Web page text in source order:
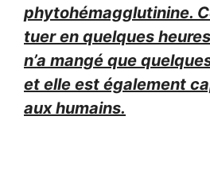
phytohémagglutinine.
tuer en quelques
n’a mangé que
et elle est également
aux humains.